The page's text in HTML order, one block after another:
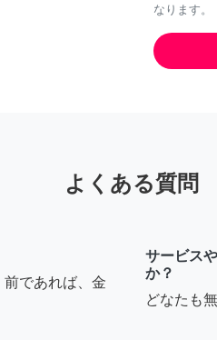
なります。
よくある質問
であれば、金
サービス
か？
どなたも